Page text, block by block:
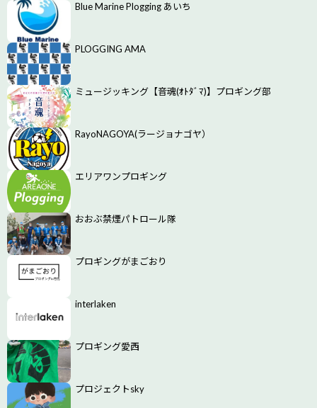
Blue Marine Plogging あいち
PLOGGING AMA
ミュージッキング【音魂(ｵﾄﾀﾞﾏ)】プロギング部
RayoNAGOYA(ラージョナゴヤ）
エリアワンプロギング
おおぶ禁煙パトロール隊
プロギングがまごおり
interlaken
プロギング愛西
プロジェクトsky